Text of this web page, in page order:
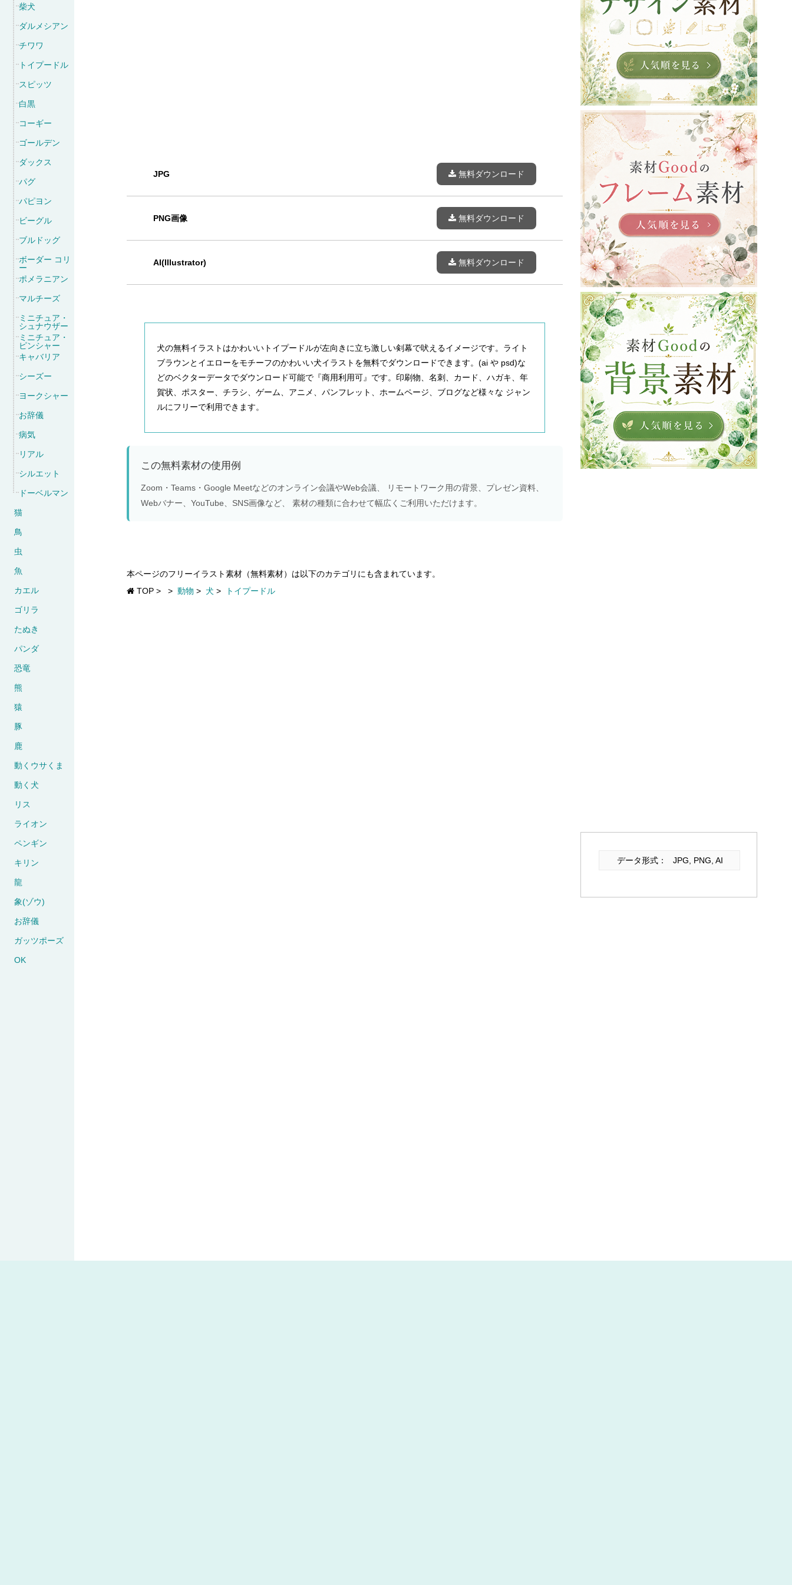
柴犬
ダルメシアン
チワワ
トイプードル
スピッツ
白黒
コーギー
ゴールデン
ダックス
パグ
パピヨン
ビーグル
ブルドッグ
ボーダー コリ
ー
ポメラニアン
マルチーズ
ミニチュア・
シュナウザー
ミニチュア・
ピンシャー
キャバリア
シーズー
ヨークシャー
お辞儀
病気
リアル
シルエット
ドーベルマン
猫
鳥
虫
魚
カエル
ゴリラ
たぬき
パンダ
恐竜
熊
猿
豚
鹿
動くウサくま
動く犬
リス
ライオン
ペンギン
キリン
龍
象(ゾウ)
お辞儀
ガッツポーズ
OK
JPG 無料ダウンロード
PNG画像 無料ダウンロード
AI(Illustrator) 無料ダウンロード
犬の無料イラストはかわいいトイプードルが左向きに立ち激しい剣幕で吠えるイメージです。ライト
ブラウンとイエローをモチーフのかわいい犬イラストを無料でダウンロードできます。(ai や psd)な
どのベクターデータでダウンロード可能で『商用利用可』です。印刷物、名刺、カード、ハガキ、年
賀状、ポスター、チラシ、ゲーム、アニメ、パンフレット、ホームページ、ブログなど様々な ジャン
ルにフリーで利用できます。
この無料素材の使用例
Zoom・Teams・Google Meetなどのオンライン会議やWeb会議、 リモートワーク用の背景、プレゼン資料、
Webバナー、YouTube、SNS画像など、 素材の種類に合わせて幅広くご利用いただけます。
本ページのフリーイラスト素材（無料素材）は以下のカテゴリにも含まれています。
TOP > > 動物 > 犬 > トイプードル
データ形式： JPG, PNG, AI